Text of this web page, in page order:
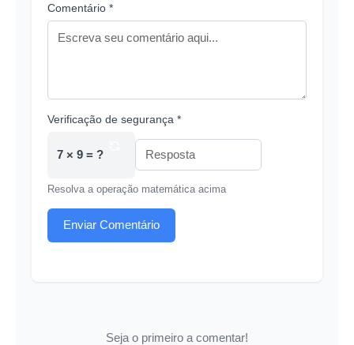
Comentário *
Verificação de segurança *
7 × 9 = ?
Resolva a operação matemática acima
Enviar Comentário
Seja o primeiro a comentar!